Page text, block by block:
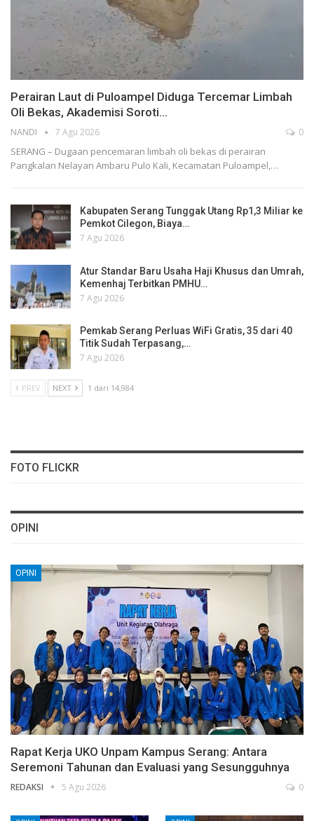
Perairan Laut di Puloampel Diduga Tercemar Limbah
Oli Bekas, Akademisi Soroti…
NANDI 7 Agu 2026 0
SERANG – Dugaan pencemaran limbah oli bekas di perairan
Pangkalan Nelayan Ambaru Pulo Kali, Kecamatan Puloampel,…
Kabupaten Serang Tunggak Utang Rp1,3 Miliar ke
Pemkot Cilegon, Biaya…
7 Agu 2026
Atur Standar Baru Usaha Haji Khusus dan Umrah,
Kemenhaj Terbitkan PMHU…
7 Agu 2026
Pemkab Serang Perluas WiFi Gratis, 35 dari 40
Titik Sudah Terpasang,…
7 Agu 2026
PREV NEXT 1 dari 14,984
FOTO FLICKR
OPINI
OPINI
Rapat Kerja UKO Unpam Kampus Serang: Antara
Seremoni Tahunan dan Evaluasi yang Sesungguhnya
REDAKSI 5 Agu 2026 0